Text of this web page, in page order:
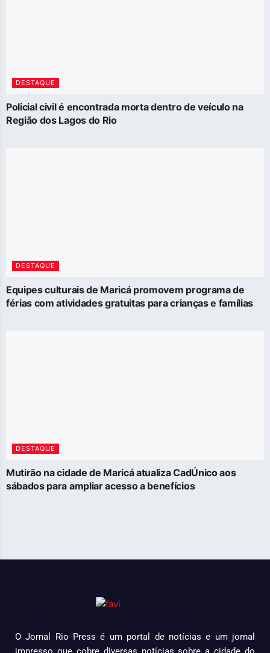
DESTAQUE
Policial civil é encontrada morta dentro de veículo na
Região dos Lagos do Rio
DESTAQUE
Equipes culturais de Maricá promovem programa de
férias com atividades gratuitas para crianças e famílias
DESTAQUE
Mutirão na cidade de Maricá atualiza CadÚnico aos
sábados para ampliar acesso a benefícios
O Jornal Rio Press é um portal de notícias e um jornal